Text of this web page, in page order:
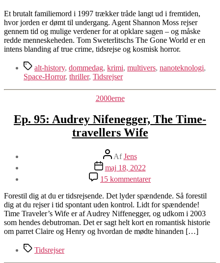
Et brutalt familiemord i 1997 trækker tråde langt ud i fremtiden,
hvor jorden er dømt til undergang. Agent Shannon Moss rejser
gennem tid og mulige verdener for at opklare sagen – og måske
redde menneskeheden. Tom Sweterlitschs The Gone World er en
intens blanding af true crime, tidsrejse og kosmisk horror.
Tagsalt-history, dommedag, krimi, multivers, nanoteknologi,
Space-Horror, thriller, Tidsrejser
Kategorier
2000erne
Ep. 95: Audrey Nifenegger, The Time-
travellers Wife
Indlægsforfatter
AfJens
Indlægsdato
maj 18, 2022
15 kommentarertil
Ep.
95:
Audrey
Nifenegger,
The
Time-
Forestil dig at du er tidsrejsende. Det lyder spændende. Så forestil
dig at du rejser i tid spontant uden kontrol. Lidt for spændende!
Time Traveler’s Wife er af Audrey Niffenegger, og udkom i 2003
som hendes debutroman. Det er sagt helt kort en romantisk historie
om parret Claire og Henry og hvordan de mødte hinanden […]
TagsTidsrejser